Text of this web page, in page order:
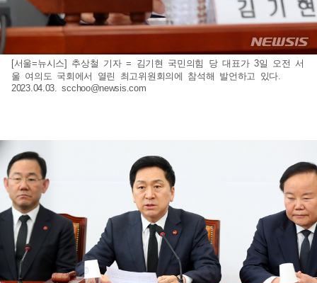
[서울=뉴시스] 추상철 기자 = 김기현 국민의힘 당 대표가 3일 오전 서
울 여의도 국회에서 열린 최고위원회의에 참석해 발언하고 있다.
2023.04.03.scchoo@newsis.com